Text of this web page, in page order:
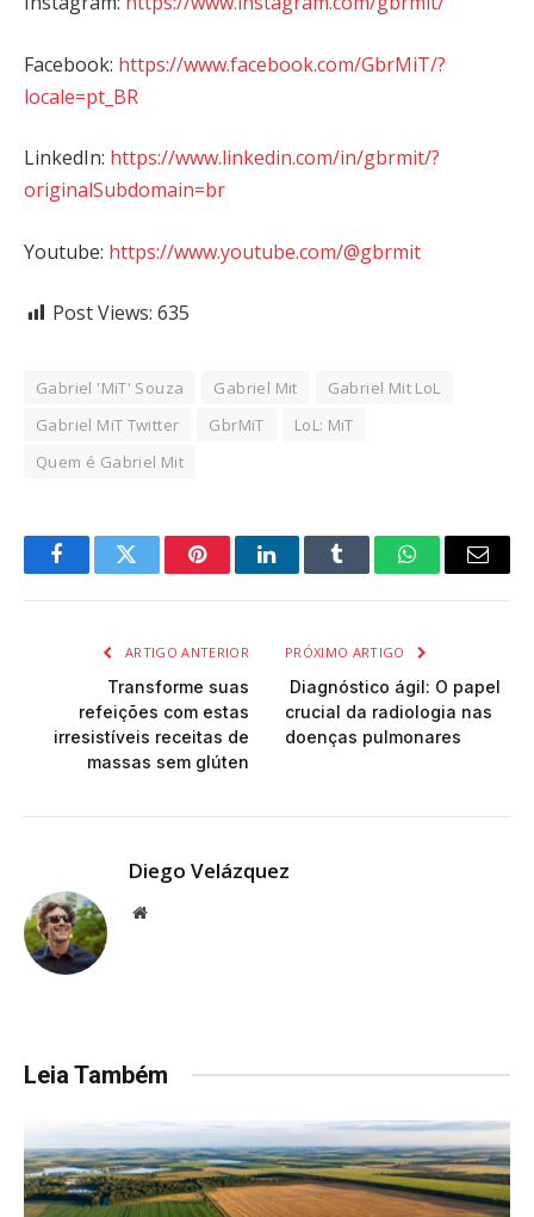
Facebook: https://www.facebook.com/GbrMiT/?
locale=pt_BR
LinkedIn: https://www.linkedin.com/in/gbrmit/?
originalSubdomain=br
Youtube: https://www.youtube.com/@gbrmit
Post Views: 635
Gabriel 'MiT' Souza Gabriel Mit
Gabriel Mit LoL
Gabriel MiT Twitter
GbrMiT
LoL: MiT
Quem é Gabriel Mit
FacebookTwitter PinterestLinkedInTumblr WhatsAppEmail
ARTIGO ANTERIOR
Transforme suas
refeições com estas
irresistíveis receitas de
massas sem glúten
PRÓXIMO ARTIGO
Diagnóstico ágil: O papel
crucial da radiologia nas
doenças pulmonares
Diego Velázquez
Website
Leia Também